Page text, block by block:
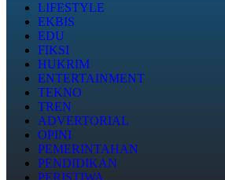
LIFESTYLE
EKBIS
EDU
FIKSI
HUKRIM
ENTERTAINMENT
TEKNO
TREN
ADVERTORIAL
OPINI
PEMERINTAHAN
PENDIDIKAN
PERISTIWA